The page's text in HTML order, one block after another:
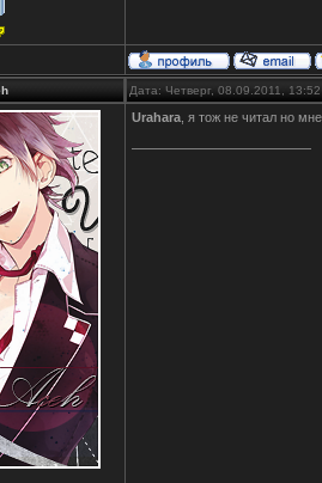
Дата: Четверг, 08.09.2011,
Urahara , я тож не читал но